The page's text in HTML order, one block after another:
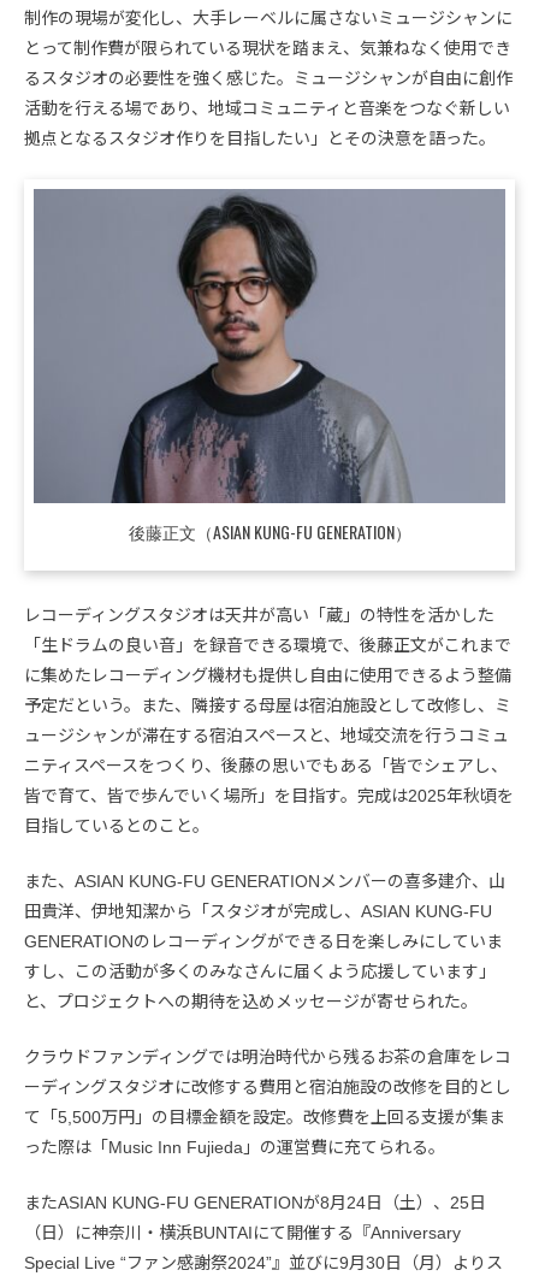
制作の現場が変化し、大手レーベルに属さないミュージシャンに
とって制作費が限られている現状を踏まえ、気兼ねなく使用でき
るスタジオの必要性を強く感じた。ミュージシャンが自由に創作
活動を行える場であり、地域コミュニティと音楽をつなぐ新しい
拠点となるスタジオ作りを目指したい」とその決意を語った。
後藤正文（ASIAN KUNG-FU GENERATION）
レコーディングスタジオは天井が高い「蔵」の特性を活かした
「生ドラムの良い音」を録音できる環境で、後藤正文がこれまで
に集めたレコーディング機材も提供し自由に使用できるよう整備
予定だという。また、隣接する母屋は宿泊施設として改修し、ミ
ュージシャンが滞在する宿泊スペースと、地域交流を行うコミュ
ニティスペースをつくり、後藤の思いでもある「皆でシェアし、
皆で育て、皆で歩んでいく場所」を目指す。完成は2025年秋頃を
目指しているとのこと。
また、ASIAN KUNG-FU GENERATIONメンバーの喜多建介、山
田貴洋、伊地知潔から「スタジオが完成し、ASIAN KUNG-FU
GENERATIONのレコーディングができる日を楽しみにしていま
すし、この活動が多くのみなさんに届くよう応援しています」
と、プロジェクトへの期待を込めメッセージが寄せられた。
クラウドファンディングでは明治時代から残るお茶の倉庫をレコ
ーディングスタジオに改修する費用と宿泊施設の改修を目的とし
て「5,500万円」の目標金額を設定。改修費を上回る支援が集ま
った際は「Music Inn Fujieda」の運営費に充てられる。
またASIAN KUNG-FU GENERATIONが8月24日（土）、25日
（日）に神奈川・横浜BUNTAIにて開催する『Anniversary
Special Live “ファン感謝祭2024”』並びに9月30日（月）よりス